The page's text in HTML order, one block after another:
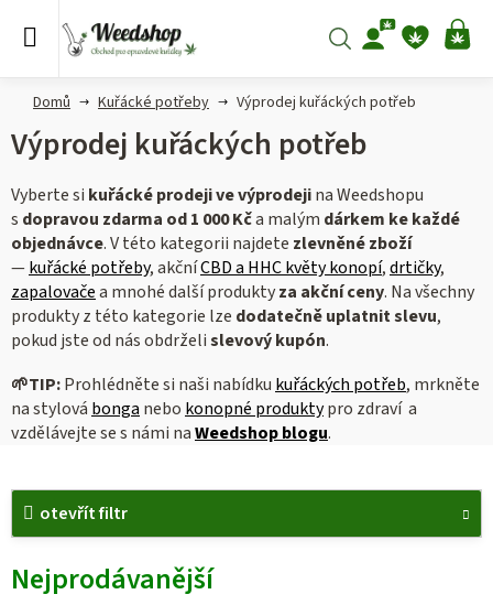
Hledat
Domů Kuřácké potřeby Výprodej kuřáckých potřeb
Výprodej kuřáckých potřeb
Vyberte si kuřácké prodeji ve výprodejina Weedshopu
s dopravou zdarma od 1 000 Kča malým dárkem ke každé
objednávce.V této kategorii najdete zlevněné zboží
—kuřácké potřeby, akčníCBD a HHC květy konopí,drtičky,
zapalovačea mnohé další produktyza akční ceny. Na všechny
produkty z této kategorie lze dodatečně uplatnit slevu,
pokud jste od nás obdrželislevový kupón.
🌱TIP:Prohlédněte si naši nabídku kuřáckých potřeb, mrkněte
na stylová bonga nebo konopné produktypro zdraví a
vzdělávejte se s námi naWeedshop blogu.
Nejprodávanější
otevřít filtr
V
i